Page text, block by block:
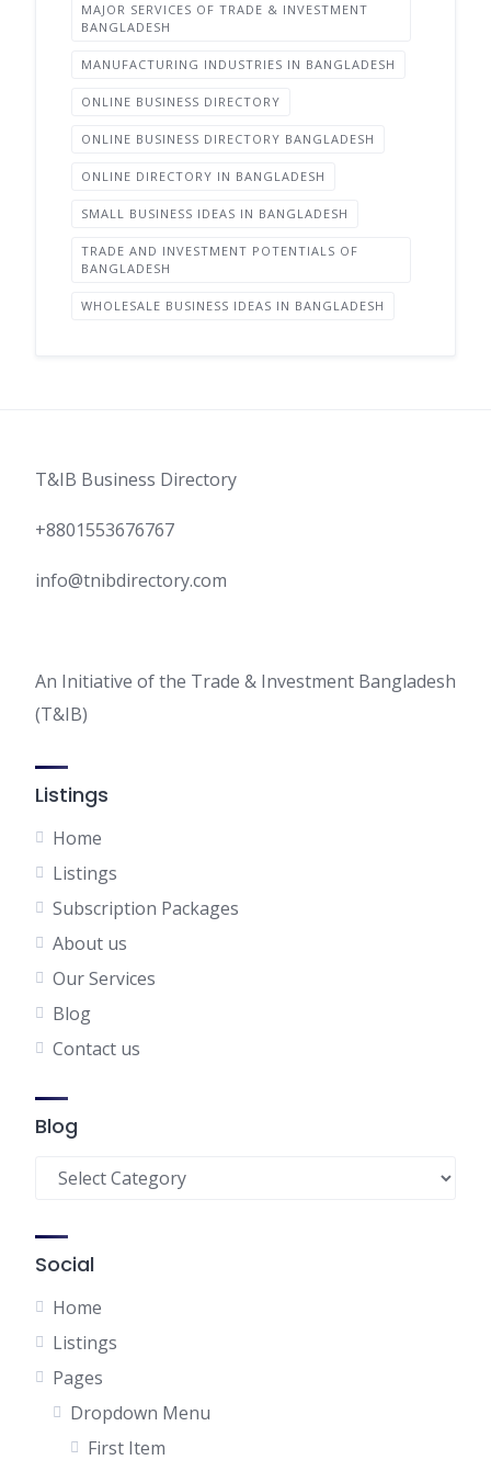
MAJOR SERVICES OF TRADE & INVESTMENT
BANGLADESH
MANUFACTURING INDUSTRIES IN BANGLADESH
ONLINE BUSINESS DIRECTORY
ONLINE BUSINESS DIRECTORY BANGLADESH
ONLINE DIRECTORY IN BANGLADESH
SMALL BUSINESS IDEAS IN BANGLADESH
TRADE AND INVESTMENT POTENTIALS OF
BANGLADESH
WHOLESALE BUSINESS IDEAS IN BANGLADESH
T&IB Business Directory
+8801553676767
info@tnibdirectory.com
An Initiative of the Trade & Investment Bangladesh
(T&IB)
Listings
Home
Listings
Subscription Packages
About us
Our Services
Blog
Contact us
Blog
Blog
Social
Home
Listings
Pages
Dropdown Menu
First Item